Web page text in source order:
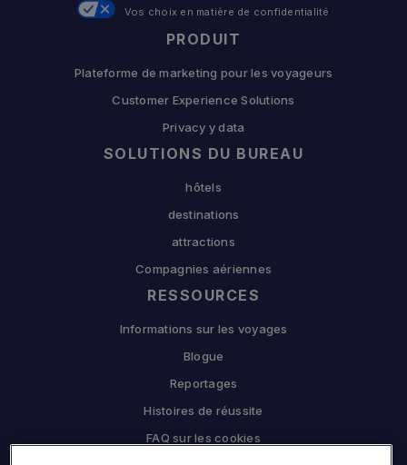
PRODUIT
Plateforme de marketing pour les voyageurs
Customer Experience Solutions
Privacy y data
SOLUTIONS DU BUREAU
hôtels
destinations
attractions
Compagnies aériennes
RESSOURCES
Informations sur les voyages
Blogue
Reportages
Histoires de réussite
FAQ sur les cookies
Vos choix en matière de confidentialité